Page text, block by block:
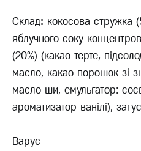
Склад: кокосова стружка
яблучного соку
(20%) (какао терте,
масло, какао-порошок зі
масло ши, емульгатор:
ароматизатор ванілі),
Варус